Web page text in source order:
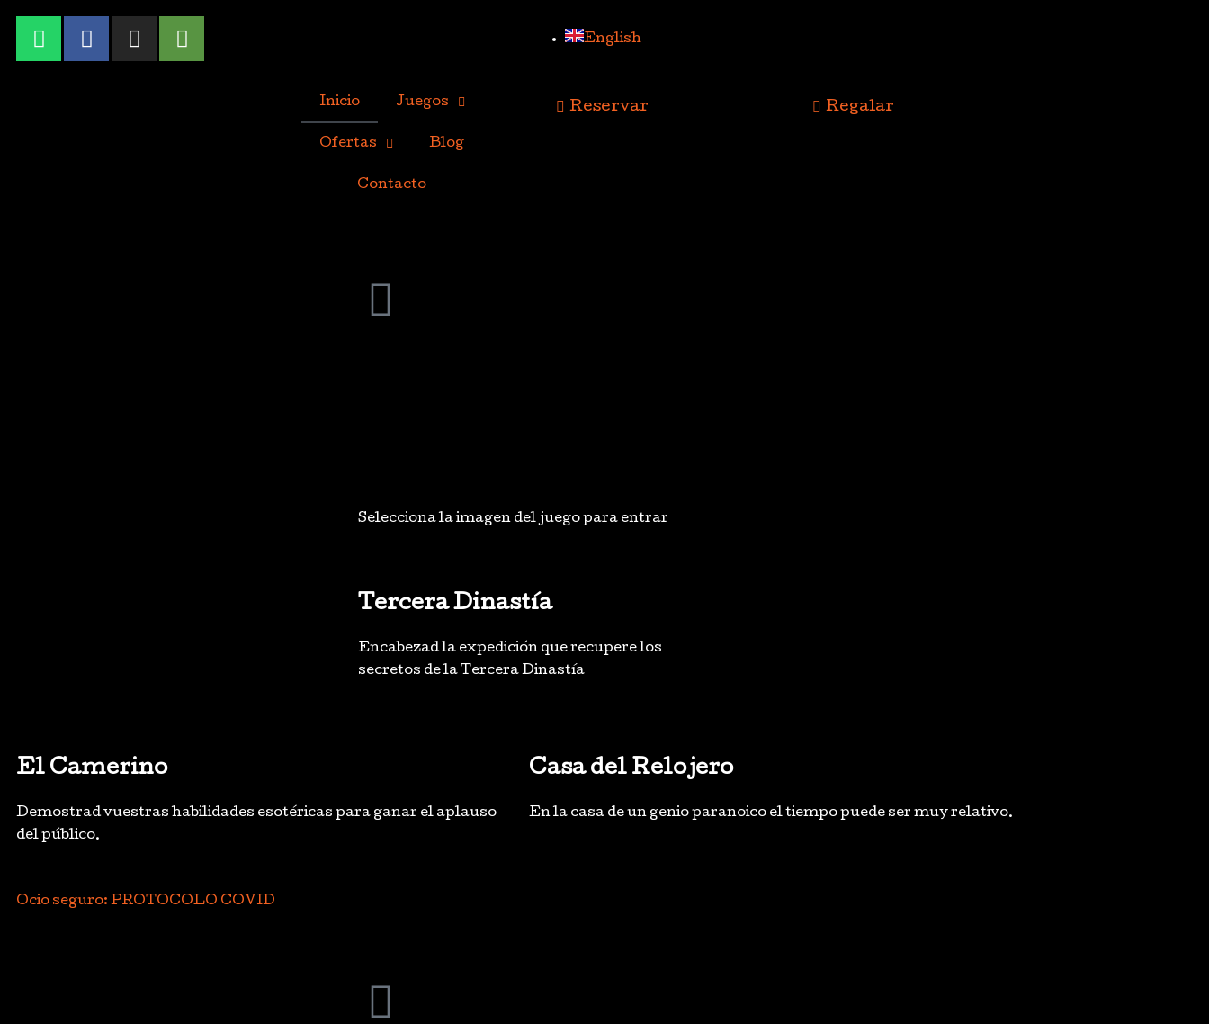
English
Inicio Juegos
Ofertas Blog
Contacto
Reservar Regalar
Selecciona la imagen del juego para entrar
Tercera Dinastía
Encabezad la expedición que recupere los
secretos de la Tercera Dinastía
El Camerino
Demostrad vuestras habilidades esotéricas para ganar el aplauso
del público.
Casa del Relojero
En la casa de un genio paranoico el tiempo puede ser muy relativo.
Ocio seguro: PROTOCOLO COVID